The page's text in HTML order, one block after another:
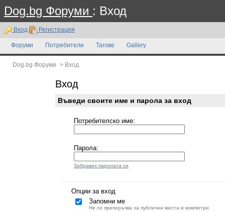
Dog.bg Форуми : Вход
Вход Регистрация
Форуми Потребители Тагове Gallery
Dog.bg Форуми > Вход
Вход
Въведи своите име и парола за вход
Потребителско име:
Парола:
Забравих паролата си
Опции за вход
Запомни ме
Не се препоръчва за публични места и компютри